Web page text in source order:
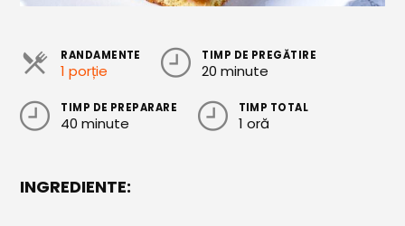
Plăcinte, Tarte și Rulade
Prăjituri
Torturi
Dulceață / Gem
RANDAMENTE
1 porție
TIMP DE PREGĂTIRE
20 minute
TIMP DE PREPARARE
40 minute
TIMP TOTAL
1 oră
INGREDIENTE: